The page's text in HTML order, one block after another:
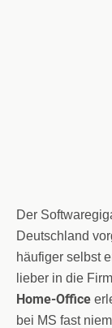
Der
Deutschland
häufiger selbst
lieber in die
Home-Office
bei MS fast